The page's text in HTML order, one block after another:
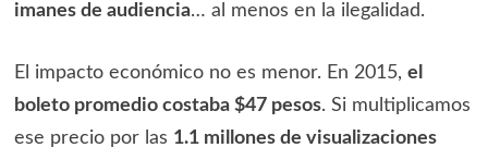
imanes de audiencia… al menos en la ilegalidad.
El impacto económico no es menor. En 2015, el
boleto promedio costaba $47 pesos. Si multiplicamos
ese precio por las 1.1 millones de visualizaciones